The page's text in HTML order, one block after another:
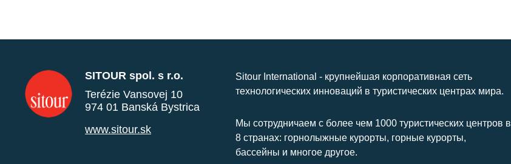
SITOUR spol. s r.o.
Terézie Vansovej 10
974 01 Banská Bystrica
www.sitour.sk
Sitour International - крупнейшая корпоративная сеть
технологических инноваций в туристических центрах мира.
Мы сотрудничаем с более чем 1000 туристических центров в
8 странах: горнолыжные курорты, горные курорты,
бассейны и многое другое.